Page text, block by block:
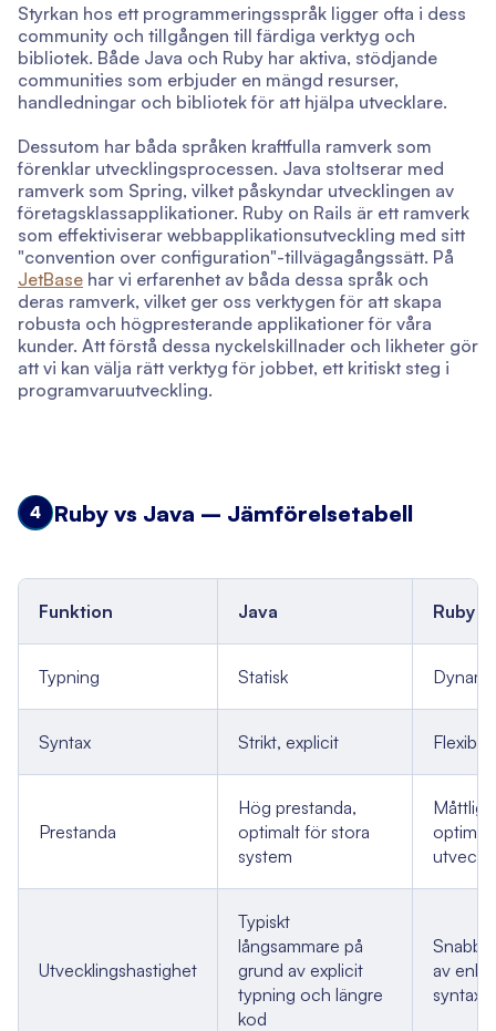
Styrkan hos ett programmeringsspråk ligger ofta i dess
community och tillgången till färdiga verktyg och
bibliotek. Både Java och Ruby har aktiva, stödjande
communities som erbjuder en mängd resurser,
handledningar och bibliotek för att hjälpa utvecklare.
Dessutom har båda språken kraftfulla ramverk som
förenklar utvecklingsprocessen. Java stoltserar med
ramverk som Spring, vilket påskyndar utvecklingen av
företagsklassapplikationer. Ruby on Rails är ett ramverk
som effektiviserar webbapplikationsutveckling med sitt
"convention over configuration"-tillvägagångssätt. På
JetBase har vi erfarenhet av båda dessa språk och
deras ramverk, vilket ger oss verktygen för att skapa
robusta och högpresterande applikationer för våra
kunder. Att förstå dessa nyckelskillnader och likheter gör
att vi kan välja rätt verktyg för jobbet, ett kritiskt steg i
programvaruutveckling.
4 Ruby vs Java – Jämförelsetabell
Funktion Java Ruby
Typning Statisk
Syntax Strikt, explicit
Prestanda
Hög prestanda,
optimalt för stora
system
Måttlig
Utvecklingshastighet
Typiskt
långsammare på
grund av explicit
typning och längre
kod
av
syntax